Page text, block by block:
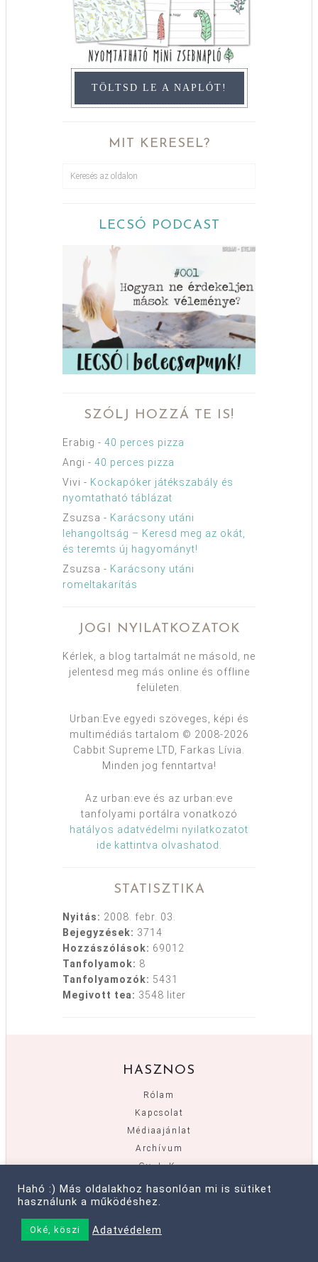
TÖLTSD LE A NAPLÓT!
MIT KERESEL?
LECSÓ PODCAST
SZÓLJ HOZZÁ TE IS!
Erabig - 40 perces pizza
Angi - 40 perces pizza
Vivi - Kockapóker játékszabály és
nyomtatható táblázat
Zsuzsa - Karácsony utáni
lehangoltság – Keresd meg az okát,
és teremts új hagyományt!
Zsuzsa - Karácsony utáni
romeltakarítás
JOGI NYILATKOZATOK
Kérlek, a blog tartalmát ne másold, ne
jelentesd meg más online és offline
felületen.
Urban:Eve egyedi szöveges, képi és
multimédiás tartalom © 2008-2026
Cabbit Supreme LTD, Farkas Lívia.
Minden jog fenntartva!
Az urban:eve és az urban:eve
tanfolyami portálra vonatkozó
hatályos adatvédelmi nyilatkozatot
ide kattintva olvashatod
STATISZTIKA
Nyitás: 2008. febr. 03.
Bejegyzések: 3714
Hozzászólások: 69012
Tanfolyamok: 8
Tanfolyamozók: 5431
Megivott tea: 3548 liter
HASZNOS
Rólam
Kapcsolat
Médiaajánlat
Archívum
Gy. I. K.
Adatvédelem
TANFOLYAM
Hahó :) Más oldalakhoz hasonlóan mi is sütiket
használunk a működéshez.
Oké, köszi Adatvédelem